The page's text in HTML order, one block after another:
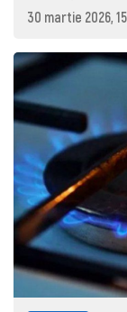
30 martie 2026,